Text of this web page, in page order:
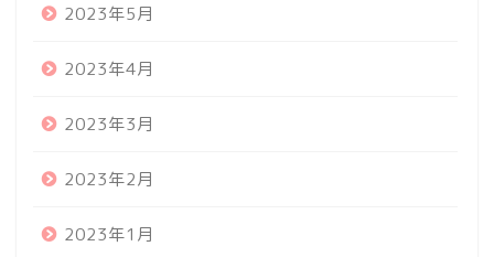
2023年5月
2023年4月
2023年3月
2023年2月
2023年1月